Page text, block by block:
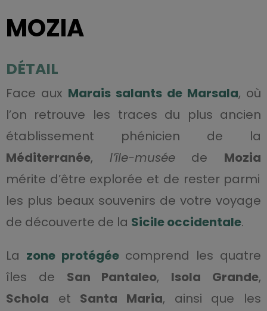
MOZIA
DÉTAIL
Face aux Marais salants de Marsala, où
l’on retrouve les traces du plus ancien
établissement phénicien de la
Méditerranée, l’île-muséede Mozia
mérite d’être explorée et de rester parmi
les plus beaux souvenirs de votre voyage
de découverte de la Sicile occidentale.
La zone protégée comprend les quatre
îles de San Pantaleo, Isola Grande,
Schola et Santa Maria, ainsi que les